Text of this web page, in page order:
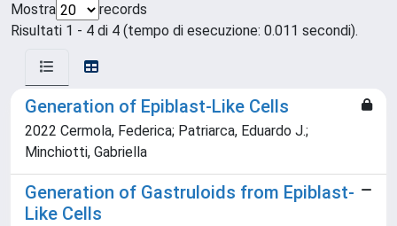
Mostra
records
Risultati 1 - 4 di 4 (tempo di esecuzione: 0.011 secondi).
Generation of Epiblast-Like Cells
2022 Cermola, Federica; Patriarca, Eduardo J.;
Minchiotti, Gabriella
Generation of Gastruloids from Epiblast-
Like Cells